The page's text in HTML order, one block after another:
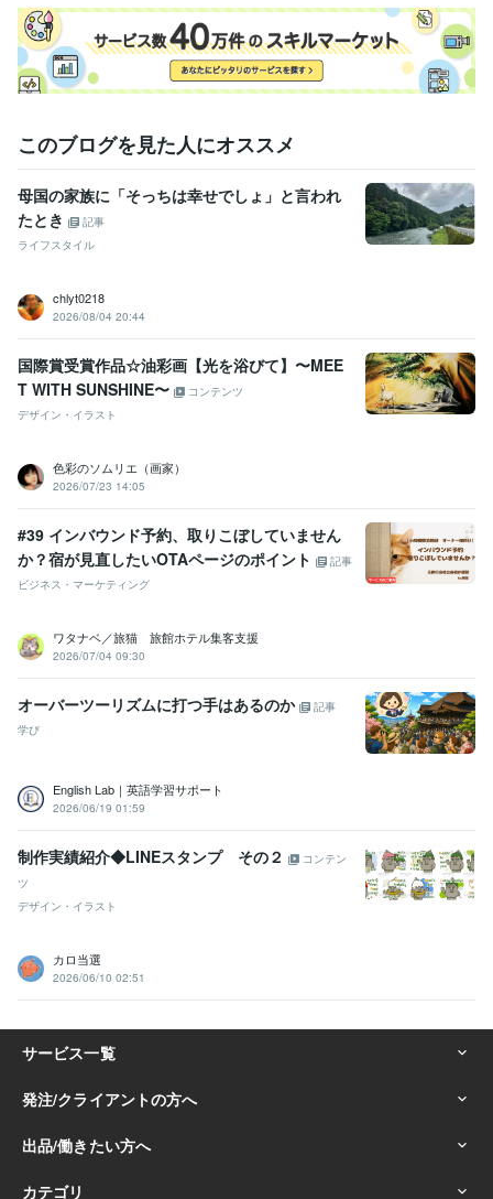
このブログを見た人にオススメ
母国の家族に「そっちは幸せでしょ」と言われ
たとき
記事
ライフスタイル
chlyt0218
2026/08/04 20:44
国際賞受賞作品☆油彩画【光を浴びて】〜MEE
T WITH SUNSHINE〜
コンテンツ
デザイン・イラスト
色彩のソムリエ（画家）
2026/07/23 14:05
#39 インバウンド予約、取りこぼしていません
か？宿が見直したいOTAページのポイント
記事
ビジネス・マーケティング
ワタナベ／旅猫 旅館ホテル集客支援
2026/07/04 09:30
オーバーツーリズムに打つ手はあるのか
記事
学び
English Lab｜英語学習サポート
2026/06/19 01:59
制作実績紹介◆LINEスタンプ その２
コンテン
ツ
デザイン・イラスト
カロ当選
2026/06/10 02:51